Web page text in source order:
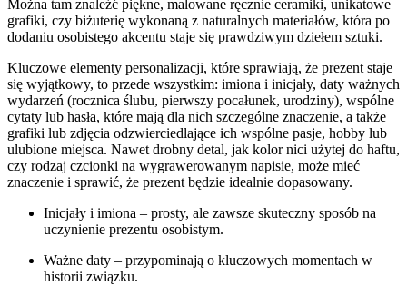
Można tam znaleźć piękne, malowane ręcznie ceramiki, unikatowe
grafiki, czy biżuterię wykonaną z naturalnych materiałów, która po
dodaniu osobistego akcentu staje się prawdziwym dziełem sztuki.
Kluczowe elementy personalizacji, które sprawiają, że prezent staje
się wyjątkowy, to przede wszystkim: imiona i inicjały, daty ważnych
wydarzeń (rocznica ślubu, pierwszy pocałunek, urodziny), wspólne
cytaty lub hasła, które mają dla nich szczególne znaczenie, a także
grafiki lub zdjęcia odzwierciedlające ich wspólne pasje, hobby lub
ulubione miejsca. Nawet drobny detal, jak kolor nici użytej do haftu,
czy rodzaj czcionki na wygrawerowanym napisie, może mieć
znaczenie i sprawić, że prezent będzie idealnie dopasowany.
Inicjały i imiona – prosty, ale zawsze skuteczny sposób na
uczynienie prezentu osobistym.
Ważne daty – przypominają o kluczowych momentach w
historii związku.